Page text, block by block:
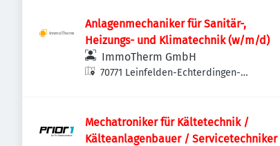
Anlagenmechaniker für Sanitär-,
Heizungs- und Klimatechnik (w/m/d)
ImmoTherm GmbH
70771 Leinfelden-Echterdingen-
Mechatroniker für Kältetechnik /
Kälteanlagenbauer / Servicetechniker